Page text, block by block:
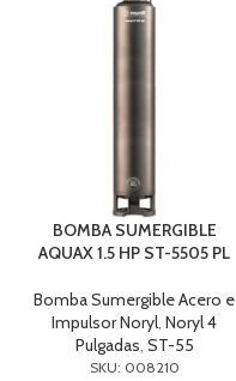
BOMBA SUMERGIBLE
AQUAX 1.5 HP ST-5505 PL
Bomba Sumergible Acero e
Impulsor Noryl, Noryl 4
Pulgadas, ST-55
SKU: 008210